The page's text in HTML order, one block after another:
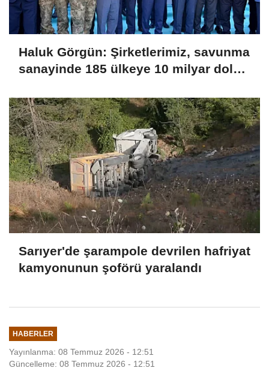
Haluk Görgün: Şirketlerimiz, savunma
sanayinde 185 ülkeye 10 milyar dolar
Sarıyer'de şarampole devrilen hafriyat
kamyonunun şoförü yaralandı
HABERLER
Yayınlanma: 08 Temmuz 2026 - 12:51
Güncelleme: 08 Temmuz 2026 - 12:51